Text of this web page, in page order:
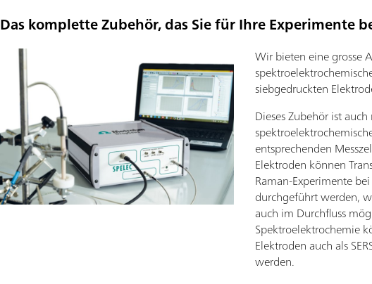
Das komplette Zubehör, das Sie für Ihre Experimente
Wir bieten eine grosse
siebgedruckten
Dieses Zubehör ist
entsprechenden
Elektroden können
Raman-Experimente
durchgeführt werden,
auch im Durchfluss
Spektroelektrochemie
Elektroden auch als
werden.